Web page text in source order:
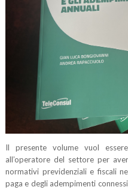
Il presente volume vuol
all’operatore del settore per
normativi previdenziali e fiscali
paga e degli adempimenti